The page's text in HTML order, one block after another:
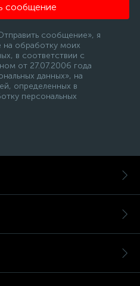
сообщение
сообщение», я
на обработку моих
в соответствии с
от 27.07.2006 года
данных», на
определенных в
персональных